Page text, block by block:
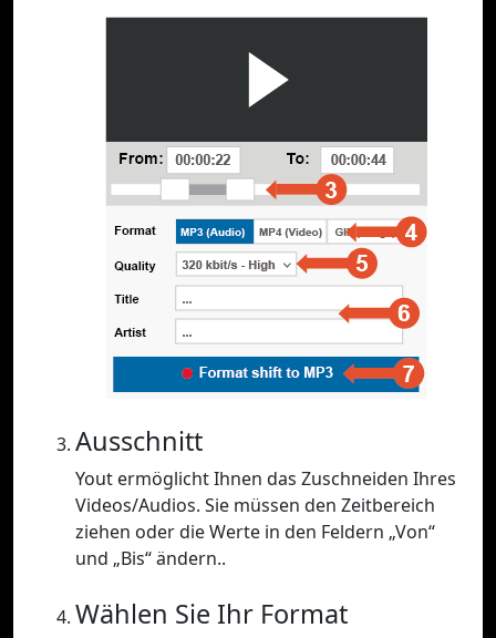
Ausschnitt
Yout ermöglicht Ihnen das Zuschneiden Ihres
Videos/Audios. Sie müssen den Zeitbereich
ziehen oder die Werte in den Feldern „Von“
und „Bis“ ändern..
Wählen Sie Ihr Format